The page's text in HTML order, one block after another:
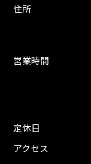
住所
営業時間
定休日
アクセス